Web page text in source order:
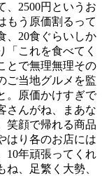
、2500円というお
もう原価割るって
、20食ぐらいしか
「これを食べてく
とで無理無理その
ご当地グルメを監
。原価かけすぎで
さんがね、まあな
笑顔で帰れる商品
はり各のお店には
10年頑張ってくれ
、足繁く大勢、